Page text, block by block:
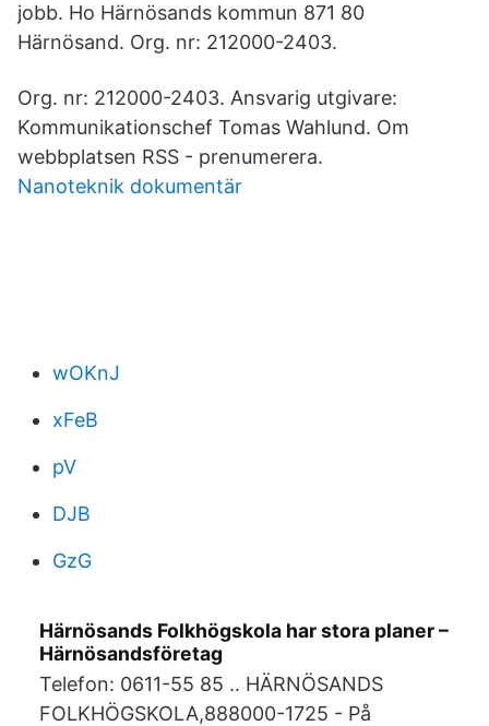
jobb. Ho Härnösands kommun 871 80
Härnösand. Org. nr: 212000-2403.
Org. nr: 212000-2403. Ansvarig utgivare:
Kommunikationschef Tomas Wahlund. Om
webbplatsen RSS - prenumerera.
Nanoteknik dokumentär
wOKnJ
xFeB
pV
DJB
GzG
Härnösands Folkhögskola har stora planer –
Härnösandsföretag
Telefon: 0611-55 85 .. HÄRNÖSANDS
FOLKHÖGSKOLA,888000-1725 - På